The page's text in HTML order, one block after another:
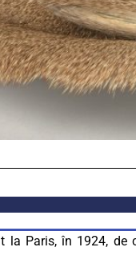
la Paris, în 1924,